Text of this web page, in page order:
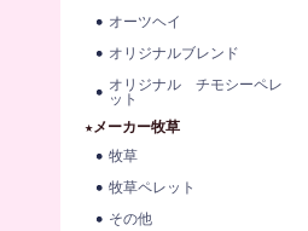
オーツヘイ
オリジナルブレンド
オリジナル チモシーペレ
ット
★メーカー牧草
牧草
牧草ペレット
その他